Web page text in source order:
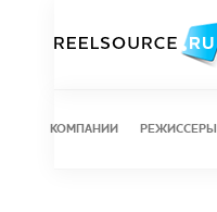
КОМПАНИИ РЕЖИССЕРЫ